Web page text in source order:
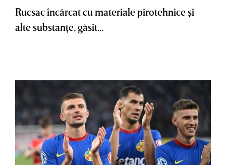
Rucsac încărcat cu materiale pirotehnice şi
alte substanţe, găsit...